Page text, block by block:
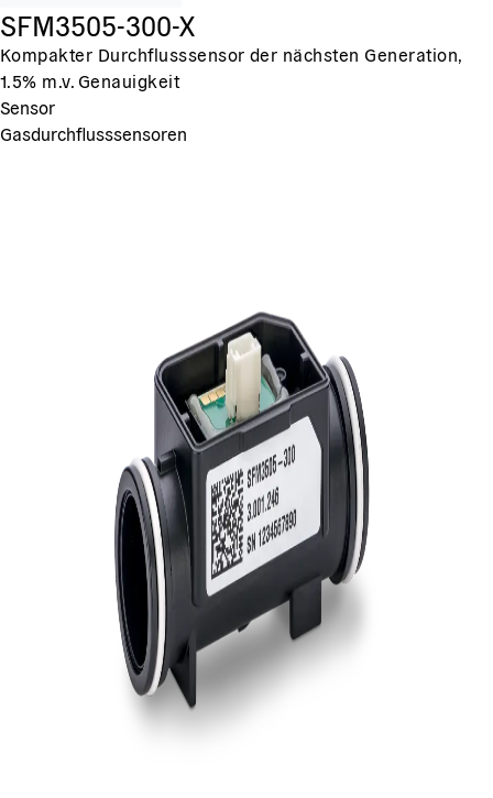
SFM3505-300-X
Kompakter Durchflusssensor der nächsten Generation,
1.5% m.v. Genauigkeit
Sensor
Gasdurchflusssensoren